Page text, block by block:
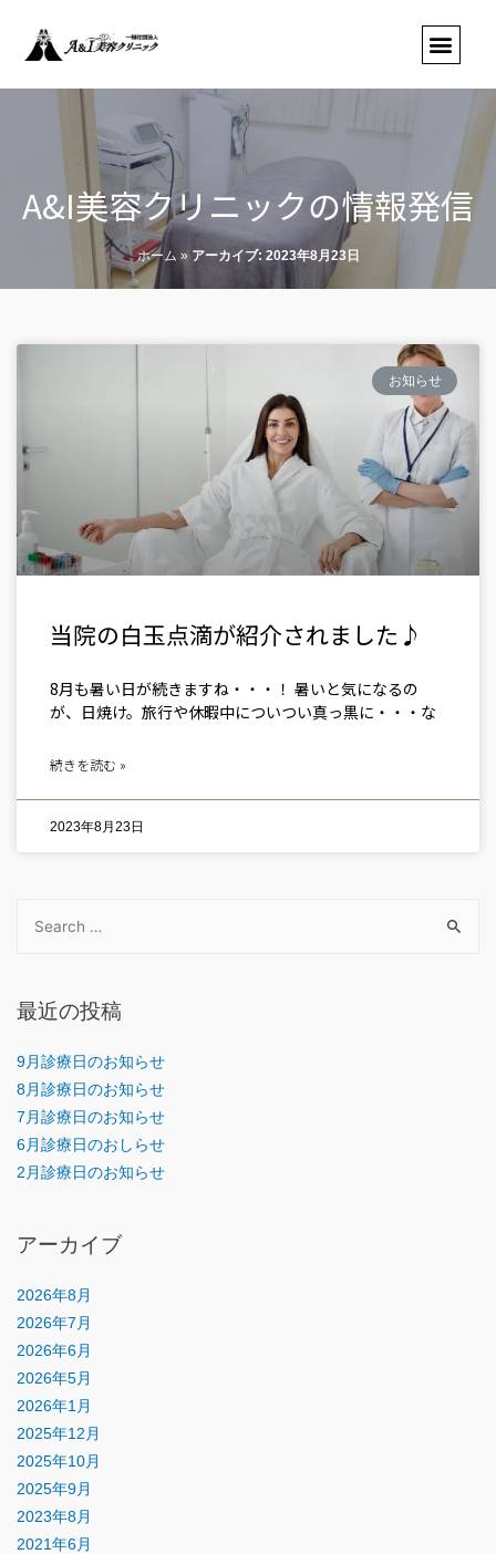
A&I美容クリニックの情報発信
ホーム » アーカイブ: 2023年8月23日
お知らせ
当院の白玉点滴が紹介されました♪
8月も暑い日が続きますね・・・！ 暑いと気になるの
が、日焼け。旅行や休暇中についつい真っ黒に・・・な
続きを読む »
2023年8月23日
最近の投稿
9月診療日のお知らせ
8月診療日のお知らせ
7月診療日のお知らせ
6月診療日のおしらせ
2月診療日のお知らせ
アーカイブ
2026年8月
2026年7月
2026年6月
2026年5月
2026年1月
2025年12月
2025年10月
2025年9月
2023年8月
2021年6月